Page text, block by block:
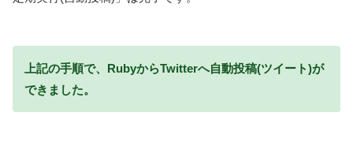
上記の手順で、RubyからTwitterへ自動投稿(ツイート)が
できました。